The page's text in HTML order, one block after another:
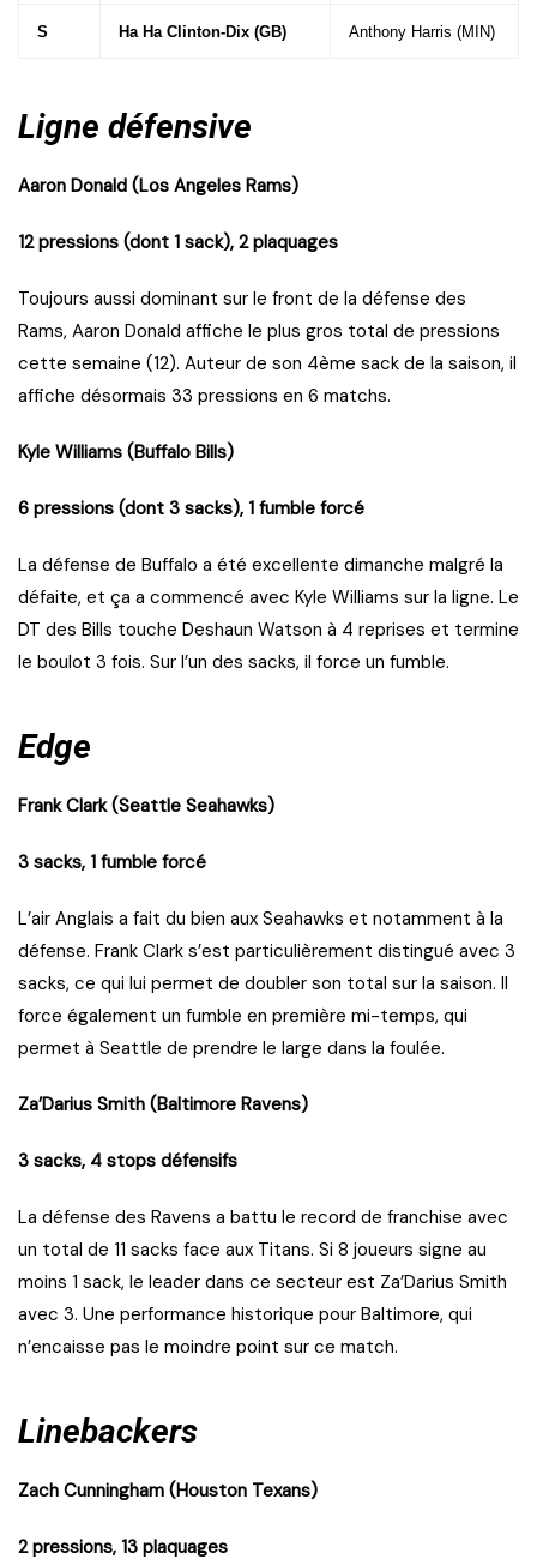
S Ha Ha Clinton-Dix (GB) Anthony Harris (MIN)
Ligne défensive
Aaron Donald (Los Angeles Rams)
12 pressions (dont 1 sack), 2 plaquages
Toujours aussi dominant sur le front de la défense des
Rams, Aaron Donald affiche le plus gros total de pressions
cette semaine (12). Auteur de son 4ème sack de la saison, il
affiche désormais 33 pressions en 6 matchs.
Kyle Williams (Buffalo Bills)
6 pressions (dont 3 sacks), 1 fumble forcé
La défense de Buffalo a été excellente dimanche malgré la
défaite, et ça a commencé avec Kyle Williams sur la ligne. Le
DT des Bills touche Deshaun Watson à 4 reprises et termine
le boulot 3 fois. Sur l’un des sacks, il force un fumble.
Edge
Frank Clark (Seattle Seahawks)
3 sacks, 1 fumble forcé
L’air Anglais a fait du bien aux Seahawks et notamment à la
défense. Frank Clark s’est particulièrement distingué avec 3
sacks, ce qui lui permet de doubler son total sur la saison. Il
force également un fumble en première mi-temps, qui
permet à Seattle de prendre le large dans la foulée.
Za’Darius Smith (Baltimore Ravens)
3 sacks, 4 stops défensifs
La défense des Ravens a battu le record de franchise avec
un total de 11 sacks face aux Titans. Si 8 joueurs signe au
moins 1 sack, le leader dans ce secteur est Za’Darius Smith
avec 3. Une performance historique pour Baltimore, qui
n’encaisse pas le moindre point sur ce match.
Linebackers
Zach Cunningham (Houston Texans)
2 pressions, 13 plaquages